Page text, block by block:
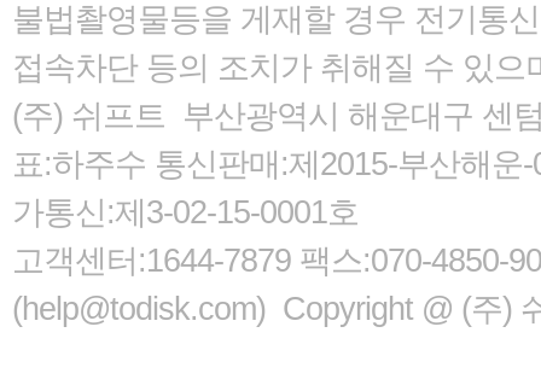
불법촬영물등을 게재할 경우 전기통
접속차단 등의 조치가 취해질 수 있으
(주) 쉬프트 부산광역시 해운대구 센
표:하주수 통신판매:제2015-부산해
가통신:제3-02-15-0001호
고객센터:1644-7879 팩스:070-4850-
(help@todisk.com) Copyright @ (주)